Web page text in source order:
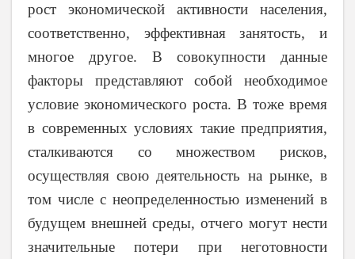
рост экономической активности населения,
соответственно, эффективная занятость, и
многое другое. В совокупности данные
факторы представляют собой необходимое
условие экономического роста. В тоже время
в современных условиях такие предприятия,
сталкиваются со множеством рисков,
осуществляя свою деятельность на рынке, в
том числе с неопределенностью изменений в
будущем внешней среды, отчего могут нести
значительные потери при неготовности